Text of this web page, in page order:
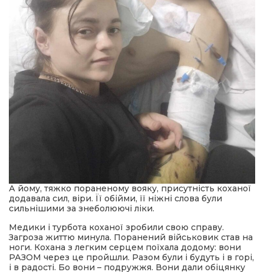
А йому, тяжко пораненому вояку, присутність коханої
додавала сил, віри. Її обійми, її ніжні слова були
сильнішими за знеболюючі ліки.
Медики і турбота коханої зробили свою справу.
Загроза життю минула. Поранений військовик став на
ноги. Кохана з легким серцем поїхала додому: вони
РАЗОМ через це пройшли. Разом були і будуть і в горі,
і в радості. Бо вони – подружжя. Вони дали обіцянку